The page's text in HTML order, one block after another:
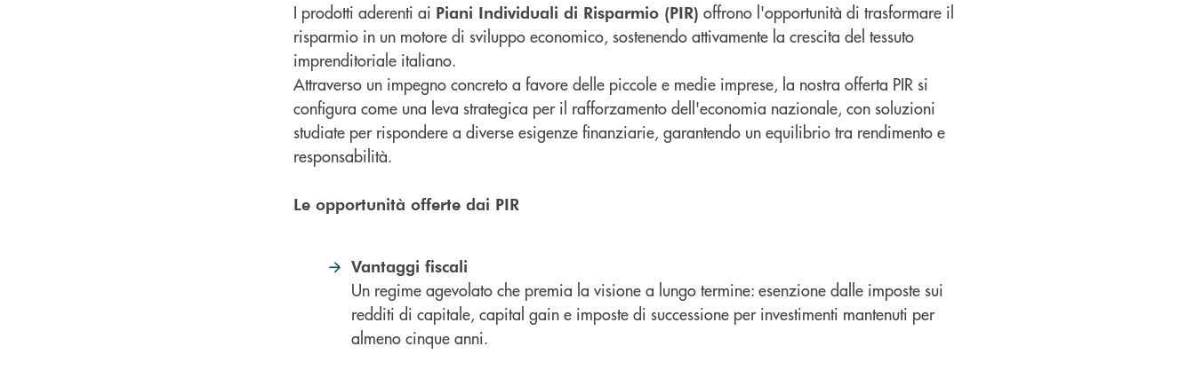
I prodotti aderenti ai Piani Individuali di Risparmio (PIR) offrono l'opportunità di trasformare il
risparmio in un motore di sviluppo economico, sostenendo attivamente la crescita del tessuto
imprenditoriale italiano.
Attraverso un impegno concreto a favore delle piccole e medie imprese, la nostra offerta PIR si
configura come una leva strategica per il rafforzamento dell'economia nazionale, con soluzioni
studiate per rispondere a diverse esigenze finanziarie, garantendo un equilibrio tra rendimento e
responsabilità.
Le opportunità offerte dai PIR
Vantaggi fiscali
Un regime agevolato che premia la visione a lungo termine: esenzione dalle imposte sui
redditi di capitale, capital gain e imposte di successione per investimenti mantenuti per
almeno cinque anni.